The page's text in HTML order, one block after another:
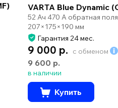
VARTA Blue Dynamic
52 Ач 470 А обратная
207×175×190 мм
Гарантия 24 мес.
9 000 р. с обменом
9 600 р.
в наличии
Купить